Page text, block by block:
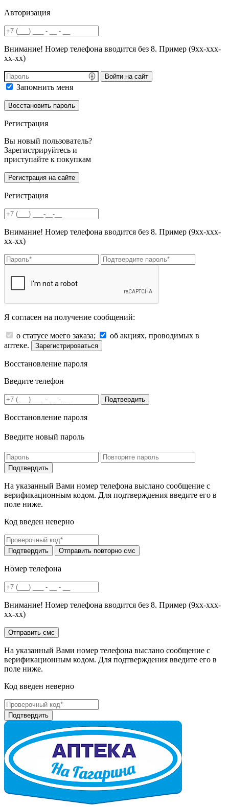
Авторизация
Внимание! Номер телефона вводится без 8. Пример (9хх-ххх-
хх-хх)
Войти на сайт
Запомнить меня
Регистрация
Вы новый пользователь?
Зарегистрируйтесь и
приступайте к покупкам
Регистрация
Внимание! Номер телефона вводится без 8. Пример (9хх-ххх-
хх-хх)
Я согласен на получение сообщений:
о статусе моего заказа;
об акциях, проводимых в
аптеке.
Зарегистрироваться
Восстановление пароля
Введите телефон
Подтвердить
Восстановление пароля
Введите новый пароль
На указанный Вами номер телефона выслано сообщение с
верификационным кодом. Для подтверждения введите его в
поле ниже.
Код введен неверно
Номер телефона
Внимание! Номер телефона вводится без 8. Пример (9хх-ххх-
хх-хх)
На указанный Вами номер телефона выслано сообщение с
верификационным кодом. Для подтверждения введите его в
поле ниже.
Код введен неверно